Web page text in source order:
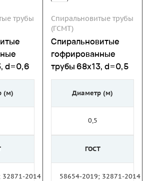
трубы
d=0,6
(м)
32871-2014
Спиральновитые трубы
(ГСМТ)
Спиральновитые
гофрированные
трубы 68х13, d=0,5
Диаметр (м)
0,5
ГОСТ
58654-2019; 32871-2014